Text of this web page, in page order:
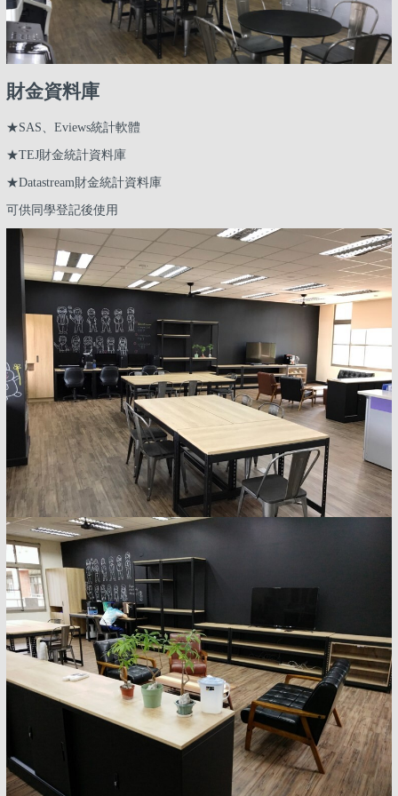
財金資料庫
★SAS、Eviews統計軟體
★TEJ財金統計資料庫
★Datastream財金統計資料庫
可供同學登記後使用